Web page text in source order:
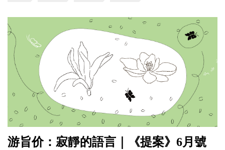
游旨价：寂靜的語言｜《提案》6月號